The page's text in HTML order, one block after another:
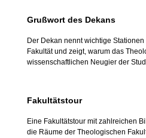
Grußwort des Dekans
Der Dekan nennt wichtige
Fakultät und zeigt, warum das
wissenschaftlichen Neugier der
Fakultätstour
Eine Fakultätstour mit zahlreichen
die Räume der Theologischen